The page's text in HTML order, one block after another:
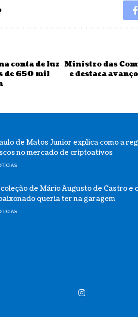
conta de luz
de 650 mil
Ministro das
e destaca
de Matos Junior explica como a
no mercado de criptoativos
de Mário Augusto de Castro e
queria ter na garagem